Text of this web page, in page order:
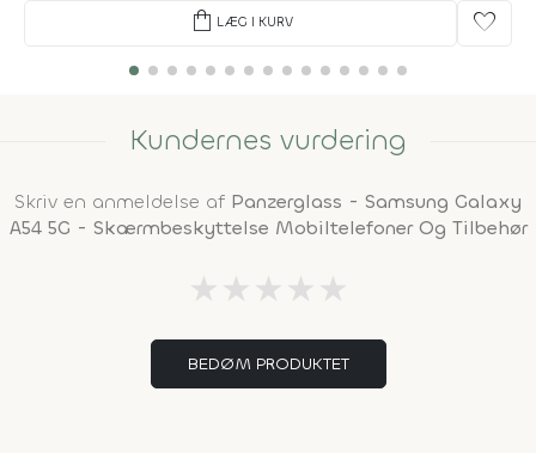
shopping_bag LÆG I KURV favorite
Kundernes vurdering
Skriv en anmeldelse af Panzerglass - Samsung Galaxy
A54 5G - Skærmbeskyttelse Mobiltelefoner Og Tilbehør
★ ★ ★ ★ ★
BEDØM PRODUKTET